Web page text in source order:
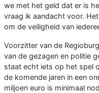
we met het geld dat er is
vraag ik aandacht voor.
om de veiligheid van
Voorzitter van de
van de gezagen en politie
staat echt iets op het spel
de komende jaren in een
miljoen euro is minimaal